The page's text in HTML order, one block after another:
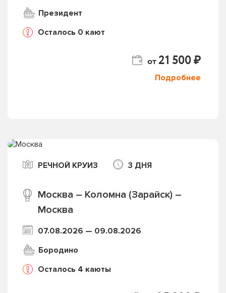
Президент
Осталось 0 кают
от21 500 ₽
Подробнее
РЕЧНОЙ КРУИЗ 3 ДНЯ
Москва – Коломна (Зарайск) –
Москва
07.08.2026 — 09.08.2026
Бородино
Осталось 4 каюты